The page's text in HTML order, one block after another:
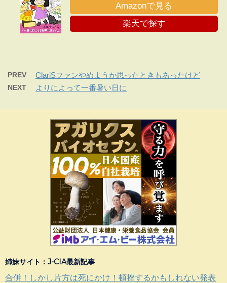
Amazonで見る
楽天で探す
PREV ClariSファンやめようか思ったときもあったけど
NEXT よりによって一番暑い日に
姉妹サイト：J-CIA最新記事
合併！しかし片方は死にかけ！頓挫するかもしれない発表